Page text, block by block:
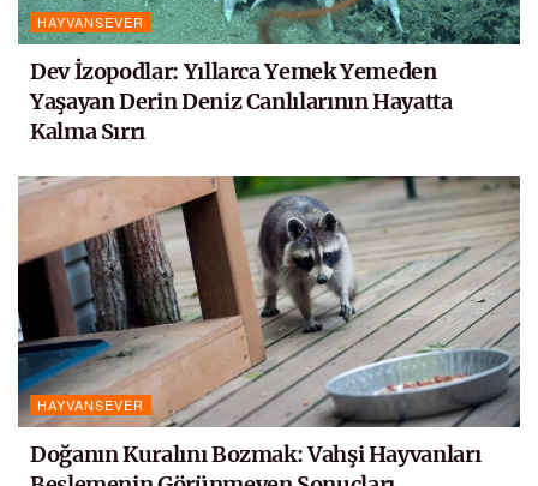
HAYVANSEVER
Dev İzopodlar: Yıllarca Yemek Yemeden
Yaşayan Derin Deniz Canlılarının Hayatta
Kalma Sırrı
HAYVANSEVER
Doğanın Kuralını Bozmak: Vahşi Hayvanları